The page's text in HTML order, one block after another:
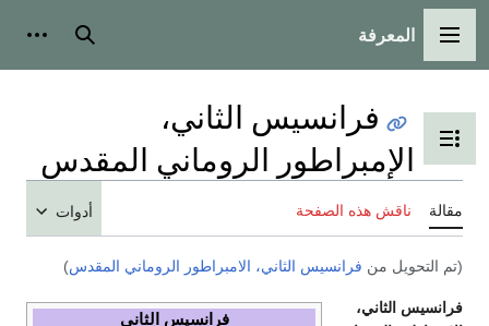
القائمة الرئيسية
المعرفة بحث
تبديل عرض جدول المحتويات
فرانسيس الثاني،
الإمبراطور الروماني المقدس
مقالة ناقش هذه الصفحة أدوات
(تم التحويل من فرانسيس الثاني، الامبراطور الروماني المقدس)
فرانسيس الثاني
فرانسيس الثاني،